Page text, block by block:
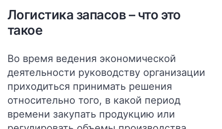
Логистика запасов – что это
такое
Во время ведения экономической
деятельности руководству организации
приходиться принимать решения
относительно того, в какой период
времени закупать продукцию или